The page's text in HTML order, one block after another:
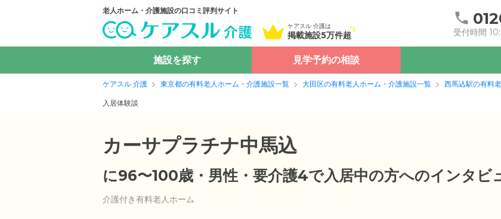
老人ホーム・介護施設の口コミ評判サイト
ケアスル 介護は
掲載施設5万件超 受付時間
施設を探す 見学予約の相談
ケアスル 介護 東京都の有料老人ホーム・介護施設一覧 大田区の有料老人ホーム・介護施設一覧 西馬込駅の有料
入居体験談
カーサプラチナ中馬込
に96〜100歳・男性・要介護4で入居中の方へのインタビ
介護付き有料老人ホーム